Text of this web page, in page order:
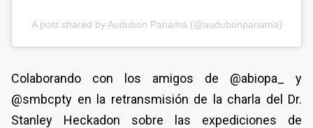
A post shared by Audubon Panamá (@audubonpanama)
Colaborando con los amigos de @abiopa_ y
@smbcpty en la retransmisión de la charla del Dr.
Stanley Heckadon sobre las expediciones de